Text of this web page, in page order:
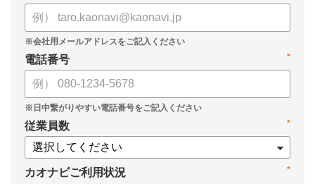
*
電話番号
*
従業員数
*
カオナビご利用状況